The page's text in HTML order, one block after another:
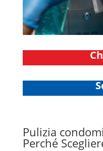
Pulizia
Perché